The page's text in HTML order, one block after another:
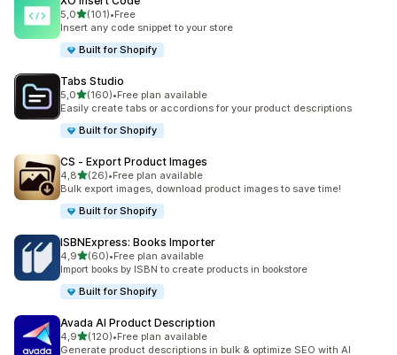
5,0stelle su 5
(101)
101 recensioni totali
•Free
Insert any code snippet to your store
Built for Shopify
Tabs Studio
5,0stelle su 5
(160)
160 recensioni totali
•Free plan available
Easily create tabs or accordions for your product descriptions
Built for Shopify
CS ‑ Export Product Images
4,8stelle su 5
(26)
26 recensioni totali
•Free plan available
Bulk export images, download product images to save time!
Built for Shopify
ISBNExpress: Books Importer
4,9stelle su 5
(60)
60 recensioni totali
•Free plan available
Import books by ISBN to create products in bookstore
Built for Shopify
Avada AI Product Description
4,9stelle su 5
(120)
120 recensioni totali
•Free plan available
Generate product descriptions in bulk & optimize SEO with AI